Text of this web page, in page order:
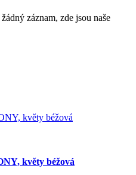
záznam, zde jsou naše
květy béžová